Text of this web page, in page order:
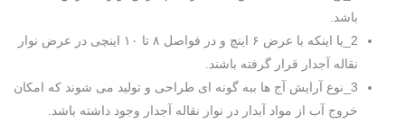
باشد.
2_یا اینکه با عرض ۶ اینچ و در فواصل ۸ تا ۱۰ اینچی در عرض نوار
نقاله آجدار قرار گرفته باشند.
3_نوع آرایش آج ها ببه گونه ای طراحی و تولید می شوند که امکان
خروج آب از مواد آبدار در نوار نقاله آجدار وجود داشته باشد.